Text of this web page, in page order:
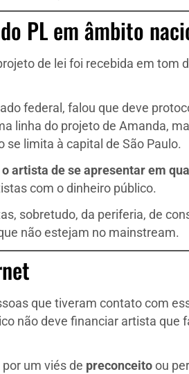
PL em âmbito
de lei foi recebida em tom
federal, falou que deve
linha do projeto de Amanda,
se limita à capital de São Paulo.
artista de se apresentar em
com o dinheiro público.
sobretudo, da periferia, de
não estejam no mainstream.
que tiveram contato com
não deve financiar artista que
um viés de preconceito ou